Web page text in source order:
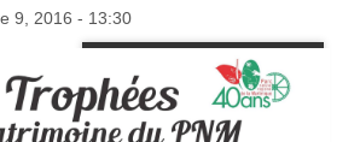
9, 2016 - 13:30